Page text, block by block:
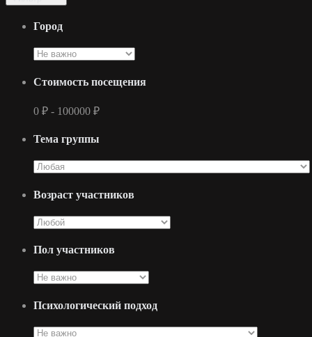
Город
Стоимость посещения
0 ₽ - 100000 ₽
Тема группы
Возраст участников
Пол участников
Психологический подход